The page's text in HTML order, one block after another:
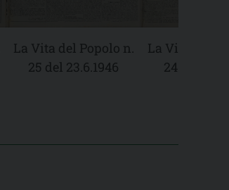
La Vita del Popolo n.
25 del 23.6.1946
La Vita del
24 del